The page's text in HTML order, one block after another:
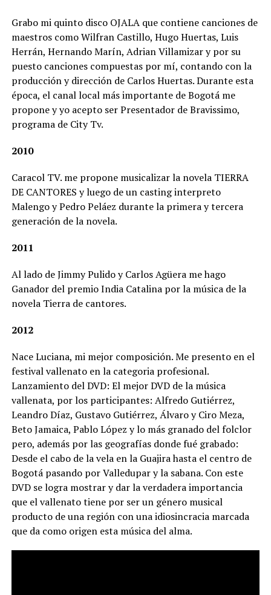
Grabo mi quinto disco OJALA que contiene canciones de
maestros como Wilfran Castillo, Hugo Huertas, Luis
Herrán, Hernando Marín, Adrian Villamizar y por su
puesto canciones compuestas por mí, contando con la
producción y dirección de Carlos Huertas. Durante esta
época, el canal local más importante de Bogotá me
propone y yo acepto ser Presentador de Bravissimo,
programa de City Tv.
2010
Caracol TV. me propone musicalizar la novela TIERRA
DE CANTORES y luego de un casting interpreto
Malengo y Pedro Peláez durante la primera y tercera
generación de la novela.
2011
Al lado de Jimmy Pulido y Carlos Agüera me hago
Ganador del premio India Catalina por la música de la
novela Tierra de cantores.
2012
Nace Luciana, mi mejor composición. Me presento en el
festival vallenato en la categoria profesional.
Lanzamiento del DVD: El mejor DVD de la música
vallenata, por los participantes: Alfredo Gutiérrez,
Leandro Díaz, Gustavo Gutiérrez, Álvaro y Ciro Meza,
Beto Jamaica, Pablo López y lo más granado del folclor
pero, además por las geografías donde fué grabado:
Desde el cabo de la vela en la Guajira hasta el centro de
Bogotá pasando por Valledupar y la sabana. Con este
DVD se logra mostrar y dar la verdadera importancia
que el vallenato tiene por ser un género musical
producto de una región con una idiosincracia marcada
que da como origen esta música del alma.